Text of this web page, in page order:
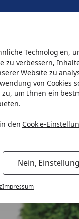
Technologien,
zu verbessern,
Website zu
von Cookies
um Ihnen ein
den Cookie-
Nein,
Impressum
& Fischfutter
Set 3